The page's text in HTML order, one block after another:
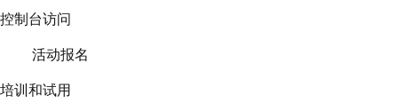
控制台访问
活动报名
培训和试用